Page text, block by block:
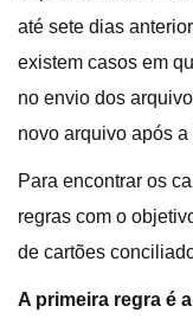
até sete dias
existem casos em
no envio dos
novo arquivo após
Para encontrar os
regras com o
de cartões
A primeira regra é